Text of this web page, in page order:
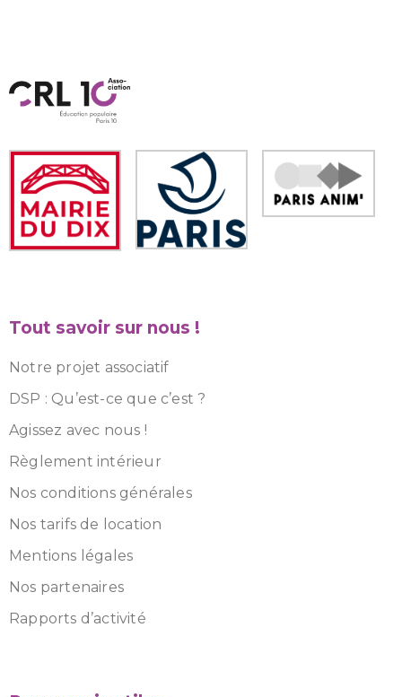
Tout savoir sur nous !
Notre projet associatif
DSP : Qu’est-ce que c’est ?
Agissez avec nous !
Règlement intérieur
Nos conditions générales
Nos tarifs de location
Mentions légales
Nos partenaires
Rapports d’activité